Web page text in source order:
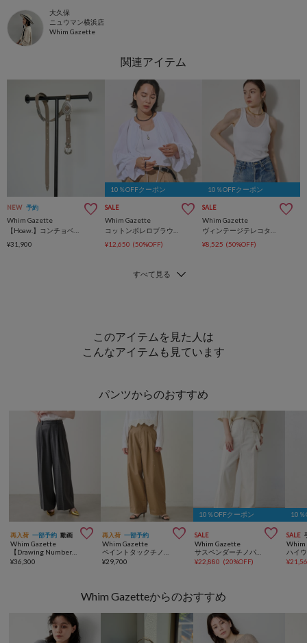
大久保
ニュウマン横浜店
Whim Gazette
NEW 予約
Whim Gazette
¥31,900
10％OFFクーポン
SALE
Whim Gazette
¥12,650 (50%OFF)
10％OFFクーポン
SALE
Whim Gazette
¥8,525 (50%OFF)
このアイテムを見た人は
こんなアイテムも見ています
パンツからのおすすめ
再入荷 一部予約 動画 
Whim Gazette
¥36,300
再入荷 一部予約 
Whim Gazette
¥29,700
10％OFFクーポン
SALE 
Whim Gazette
サスペンダーチノパンツ
¥22,880 (20%OFF)
10％
SALE
Whim
¥
Whim Gazetteからのおすすめ